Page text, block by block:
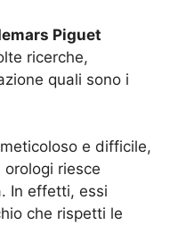
Piguet
ricerche,
quali sono i
e difficile,
riesce
In effetti, essi
che rispetti le